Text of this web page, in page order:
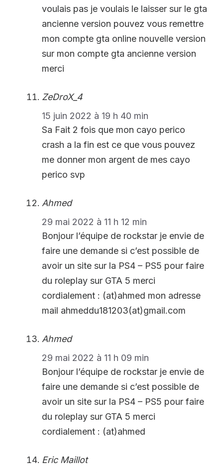
voulais pas je voulais le laisser sur le gta
ancienne version pouvez vous remettre
mon compte gta online nouvelle version
sur mon compte gta ancienne version
merci
ZeDroX_4
15 juin 2022 à 19 h 40 min
Sa Fait 2 fois que mon cayo perico
crash a la fin est ce que vous pouvez
me donner mon argent de mes cayo
perico svp
Ahmed
29 mai 2022 à 11 h 12 min
Bonjour l’équipe de rockstar je envie de
faire une demande si c’est possible de
avoir un site sur la PS4 – PS5 pour faire
du roleplay sur GTA 5 merci
cordialement : (at)ahmed mon adresse
mail ahmeddu181203(at)gmail.com
Ahmed
29 mai 2022 à 11 h 09 min
Bonjour l’équipe de rockstar je envie de
faire une demande si c’est possible de
avoir un site sur la PS4 – PS5 pour faire
du roleplay sur GTA 5 merci
cordialement : (at)ahmed
Eric Maillot